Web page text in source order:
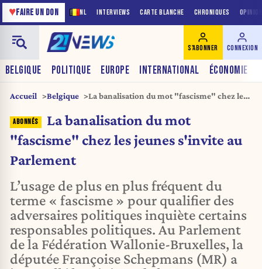
NL INTERVIEWS CARTE BLANCHE CHRONIQUES
♥FAIRE UN DON
BELGIQUE POLITIQUE EUROPE INTERNATIONAL ÉCONOMIE
S'ABONNER CONNEXION
Accueil Belgique
La banalisation du mot "fascisme" chez les
La banalisation du mot
"fascisme" chez les jeunes s'invite au
Parlement
L’usage de plus en plus fréquent du
terme « fascisme » pour qualifier des
adversaires politiques inquiète certains
responsables politiques. Au Parlement
de la Fédération Wallonie-Bruxelles, la
députée Françoise Schepmans (MR) a